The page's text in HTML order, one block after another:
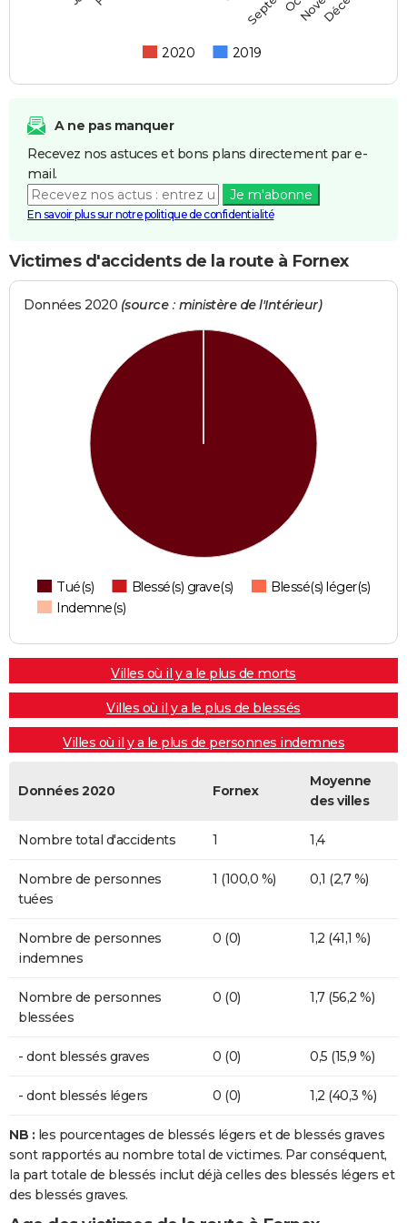
2020 2019
A ne pas manquer
Recevez nos astuces et bons plans directement par e-
mail.
Je m'abonne
En savoir plus sur notre politique de confidentialité
Victimes d'accidents de la route à Fornex
Données 2020 (source : ministère de l'Intérieur)
Tué(s) Blessé(s) grave(s)
Blessé(s) léger(s)
Indemne(s)
Villes où il y a le plus de morts
Villes où il y a le plus de blessés
Villes où il y a le plus de personnes indemnes
Données 2020 Fornex
Moyenne
des villes
Nombre total d'accidents 1 1,4
Nombre de personnes
tuées
1 (100,0 %) 0,1 (2,7 %)
Nombre de personnes
indemnes
0 (0) 1,2 (41,1 %)
Nombre de personnes
blessées
0 (0) 1,7 (56,2 %)
- dont blessés graves 0 (0) 0,5 (15,9 %)
- dont blessés légers 0 (0) 1,2 (40,3 %)
NB : les pourcentages de blessés légers et de blessés graves
sont rapportés au nombre total de victimes. Par conséquent,
la part totale de blessés inclut déjà celles des blessés légers et
des blessés graves.